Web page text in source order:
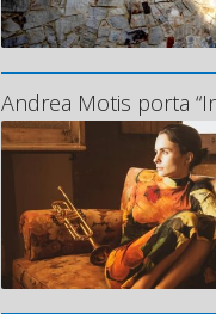
Andrea Motis porta